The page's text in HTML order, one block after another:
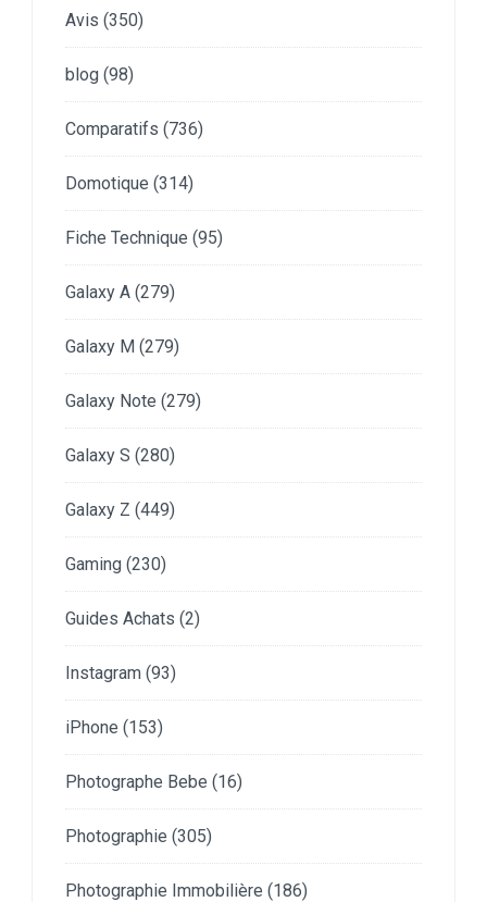
Avis (350)
blog (98)
Comparatifs (736)
Domotique (314)
Fiche Technique (95)
Galaxy A (279)
Galaxy M (279)
Galaxy Note (279)
Galaxy S (280)
Galaxy Z (449)
Gaming (230)
Guides Achats (2)
Instagram (93)
iPhone (153)
Photographe Bebe (16)
Photographie (305)
Photographie Immobilière (186)